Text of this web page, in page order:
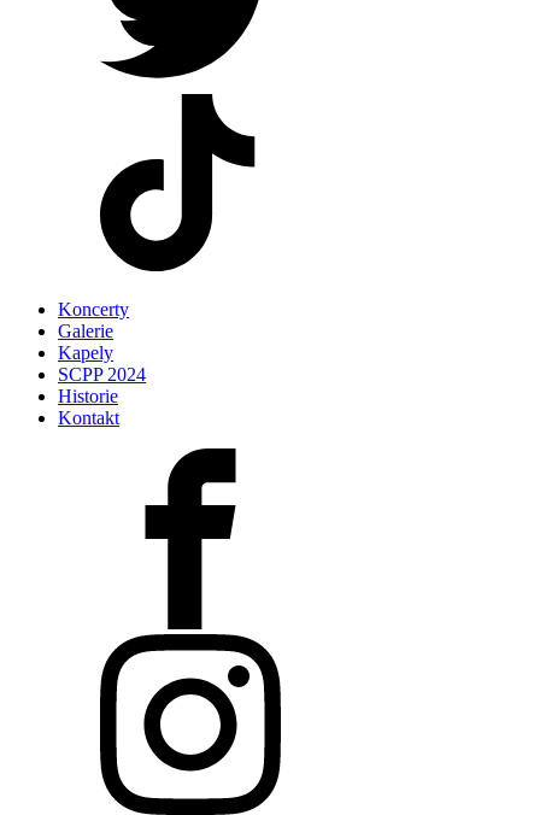
Koncerty
Galerie
Kapely
SCPP 2024
Historie
Kontakt